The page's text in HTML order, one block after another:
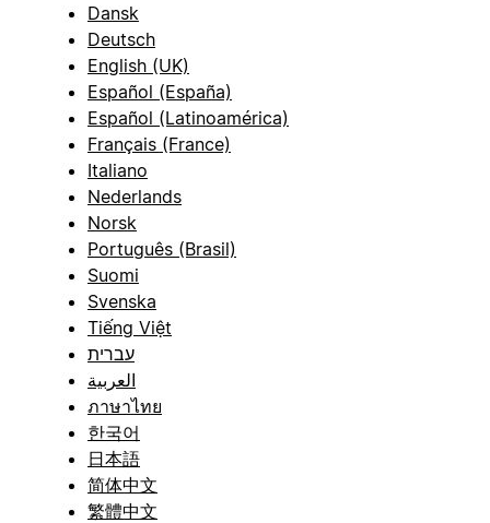
Dansk
Deutsch
English (UK)
Español (España)
Español (Latinoamérica)
Français (France)
Italiano
Nederlands
Norsk
Português (Brasil)
Suomi
Svenska
Tiếng Việt
עברית
العربية
ภาษาไทย
한국어
日本語
简体中文
繁體中文